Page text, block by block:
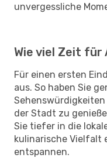
unvergessliche
Wie viel Zeit für
Für einen ersten
aus. So haben Sie
der Stadt zu
Sie tiefer in die
kulinarische Vielfalt
entspannen.